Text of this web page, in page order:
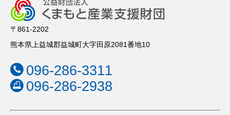
〒861-2202
熊本県上益城郡益城町大字田原2081番地10
096-286-3311
096-286-2938